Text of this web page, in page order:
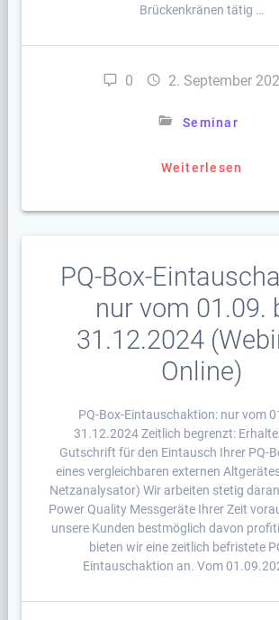
Brückenkränen tätig …
0 2. September
Seminar
Weiterlesen
PQ-Box-
nur vom 01.09.
31.12.2024
Online)
PQ-Box-Eintauschaktion: nur vom
31.12.2024 Zeitlich begrenzt:
Gutschrift für den Eintausch Ihrer PQ-
eines vergleichbaren externen
Netzanalysator) Wir arbeiten stetig
Power Quality Messgeräte Ihrer Zeit
unsere Kunden bestmöglich davon
bieten wir eine zeitlich befristete
Eintauschaktion an. Vom